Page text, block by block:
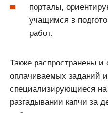
порталы,
учащимся в
работ.
Также распространены
оплачиваемых заданий
специализирующиеся
разгадывании капчи за